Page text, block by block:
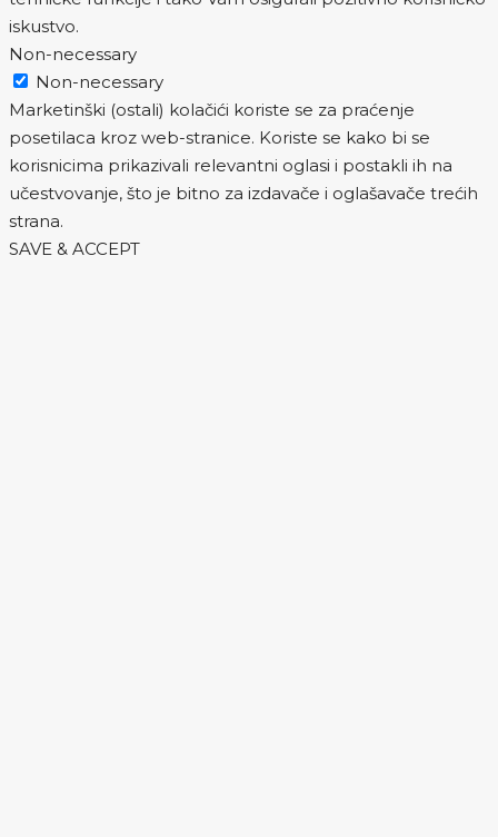
iskustvo.
Non-necessary
Non-necessary
Marketinški (ostali) kolačići koriste se za praćenje
posetilaca kroz web-stranice. Koriste se kako bi se
korisnicima prikazivali relevantni oglasi i postakli ih na
učestvovanje, što je bitno za izdavače i oglašavače trećih
strana.
SAVE & ACCEPT